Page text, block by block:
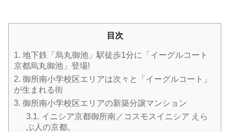
目次
1. 地下鉄「烏丸御池」駅徒歩1分に「イーグルコート
京都烏丸御池」登場!
2. 御所南小学校区エリアは次々と「イーグルコート」
が生まれる街
3. 御所南小学校区エリアの新築分譲マンション
3.1. イニシア京都御所南／コスモスイニシア えら
ぶ人の京都。